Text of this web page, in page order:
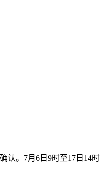
认。7月6日9时至17日14时